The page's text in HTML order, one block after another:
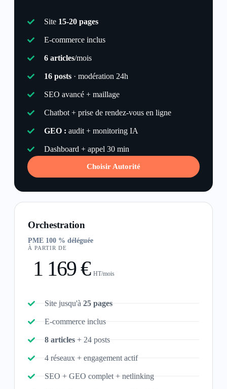
Site 15-20 pages
E-commerce inclus
6 articles/mois
16 posts· modération 24h
SEO avancé + maillage
Chatbot + prise de rendez-vous en ligne
GEO : audit + monitoring IA
Dashboard + appel 30 min
Choisir Autorité
Orchestration
PME 100 % déléguée
À PARTIR DE
1 169 € HT/mois
Site jusqu'à 25 pages
E-commerce inclus
8 articles+ 24 posts
4 réseaux + engagement actif
SEO + GEO complet + netlinking